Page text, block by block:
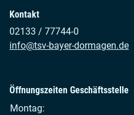
Kontakt
02133 / 77744-0
info@tsv-bayer-dormagen.de
Öffnungszeiten Geschäftsstelle
Montag: